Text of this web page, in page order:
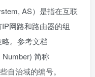
AS）是指在互联
网路和路由器的组
。 参考文档
简称
自治域的编号。